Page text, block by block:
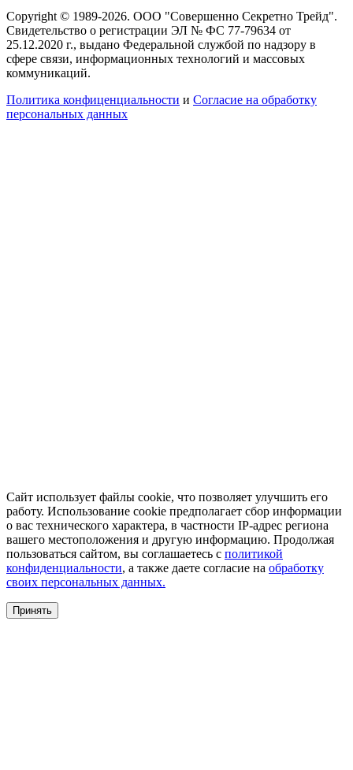
Copyright © 1989-2026. ООО "Совершенно Секретно Трейд".
Свидетельство о регистрации ЭЛ № ФС 77-79634 от
25.12.2020 г., выдано Федеральной службой по надзору в
сфере связи, информационных технологий и массовых
коммуникаций.
Политика конфиценциальности и Согласие на обработку
персональных данных
Сайт использует файлы cookie, что позволяет улучшить его
работу. Использование cookie предполагает сбор информации
о вас технического характера, в частности IP-адрес региона
вашего местоположения и другую информацию. Продолжая
пользоваться сайтом, вы соглашаетесь с политикой
конфиденциальности, а также даете согласие на обработку
своих персональных данных.
Принять